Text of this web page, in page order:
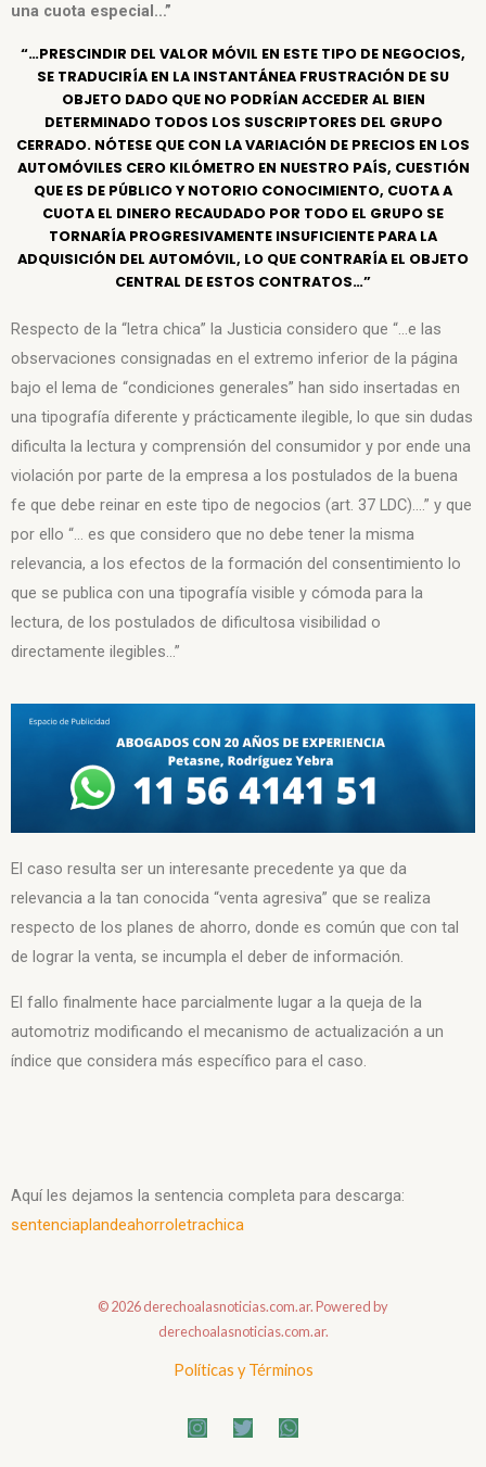
una cuota especial…”
“…PRESCINDIR DEL VALOR MÓVIL EN ESTE TIPO DE NEGOCIOS,
SE TRADUCIRÍA EN LA INSTANTÁNEA FRUSTRACIÓN DE SU
OBJETO DADO QUE NO PODRÍAN ACCEDER AL BIEN
DETERMINADO TODOS LOS SUSCRIPTORES DEL GRUPO
CERRADO. NÓTESE QUE CON LA VARIACIÓN DE PRECIOS EN LOS
AUTOMÓVILES CERO KILÓMETRO EN NUESTRO PAÍS, CUESTIÓN
QUE ES DE PÚBLICO Y NOTORIO CONOCIMIENTO, CUOTA A
CUOTA EL DINERO RECAUDADO POR TODO EL GRUPO SE
TORNARÍA PROGRESIVAMENTE INSUFICIENTE PARA LA
ADQUISICIÓN DEL AUTOMÓVIL, LO QUE CONTRARÍA EL OBJETO
CENTRAL DE ESTOS CONTRATOS…”
Respecto de la “letra chica” la Justicia considero que “…e las
observaciones consignadas en el extremo inferior de la página
bajo el lema de “condiciones generales” han sido insertadas en
una tipografía diferente y prácticamente ilegible, lo que sin dudas
dificulta la lectura y comprensión del consumidor y por ende una
violación por parte de la empresa a los postulados de la buena
fe que debe reinar en este tipo de negocios (art. 37 LDC)….” y que
por ello “… es que considero que no debe tener la misma
relevancia, a los efectos de la formación del consentimiento lo
que se publica con una tipografía visible y cómoda para la
lectura, de los postulados de dificultosa visibilidad o
directamente ilegibles…”
El caso resulta ser un interesante precedente ya que da
relevancia a la tan conocida “venta agresiva” que se realiza
respecto de los planes de ahorro, donde es común que con tal
de lograr la venta, se incumpla el deber de información.
El fallo finalmente hace parcialmente lugar a la queja de la
automotriz modificando el mecanismo de actualización a un
índice que considera más específico para el caso.
Aquí les dejamos la sentencia completa para descarga:
sentenciaplandeahorroletrachica
© 2026 derechoalasnoticias.com.ar. Powered by
derechoalasnoticias.com.ar.
Políticas y Términos